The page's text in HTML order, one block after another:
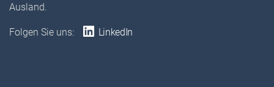
Ausland.
Folgen Sie uns: LinkedIn